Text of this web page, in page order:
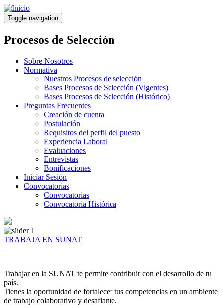
Pasar
al
contenido
principal
Toggle navigation
Procesos de Selección
Sobre Nosotros
Normativa
Nuestros Procesos de selección
Bases Procesos de Selección (Vigentes)
Bases Procesos de Selección (Histórico)
Preguntas Frecuentes
Creación de cuenta
Postulación
Requisitos del perfil del puesto
Experiencia Laboral
Evaluaciones
Entrevistas
Bonificaciones
Iniciar Sesión
Convocatorias
Convocatorias
Convocatoria Histórica
TRABAJA EN SUNAT
Trabajar en la SUNAT te permite contribuir con el desarrollo de tu
país.
Tienes la oportunidad de fortalecer tus competencias en un ambiente
de trabajo colaborativo y desafiante.